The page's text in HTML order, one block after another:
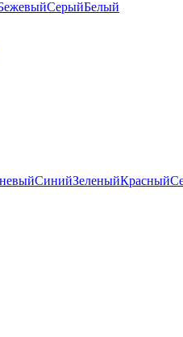
СерыйБелый
СинийЗеленыйКрасный